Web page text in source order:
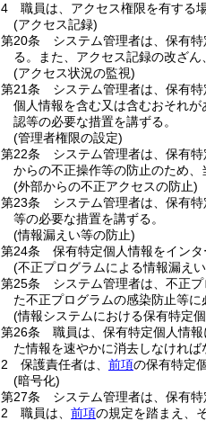
4
職員は、アクセス権限を有する
(アクセス記録)
第20条
システム管理者は、保有
る。
また、アクセス記録の改ざ
(アクセス状況の監視)
第21条
システム管理者は、保有
個人情報を含む又は含むおそれ
認等の必要な措置を講ずる。
(管理者権限の設定)
第22条
システム管理者は、保有
からの不正操作等の防止のため、
(外部からの不正アクセスの防止)
第23条
システム管理者は、保有
等の必要な措置を講ずる。
(情報漏えい等の防止)
第24条
保有特定個人情報をイン
(不正プログラムによる情報漏え
第25条
システム管理者は、不正
た不正プログラムの感染防止等に
(情報システムにおける保有特定
第26条
職員は、保有特定個人情
た情報を速やかに消去しなければ
2
保護責任者は、 前項の保有特定
(暗号化)
第27条
システム管理者は、保有
2
職員は、 前項の規定を踏まえ、